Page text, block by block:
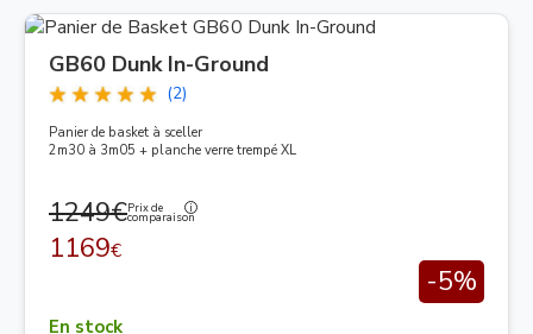
GB60 Dunk In-Ground
(2)
Panier de basket à sceller
2m30 à 3m05 + planche verre trempé XL
1249€Prix de
comparaison
1169€
-5%
En stock